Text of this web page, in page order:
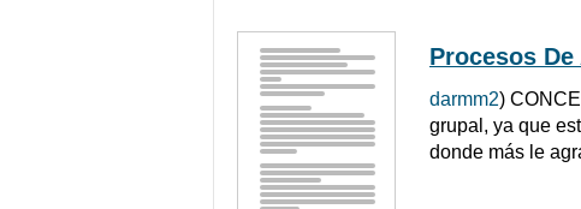
Procesos De
darmm2)
grupal, ya que
donde más le